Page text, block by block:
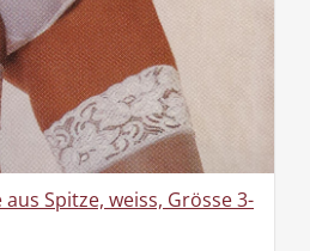
Spitze, weiss, Grösse 3-